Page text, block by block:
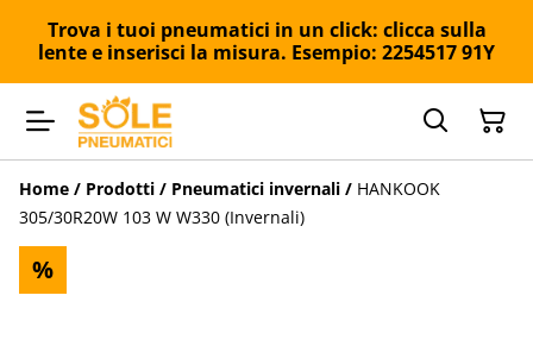
Trova i tuoi pneumatici in un click: clicca sulla
lente e inserisci la misura. Esempio: 2254517 91Y
Home / Prodotti / Pneumatici invernali / HANKOOK
305/30R20W 103 W W330 (Invernali)
%